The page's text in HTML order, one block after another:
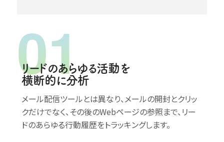
リードのあらゆる活動を
横断的に分析
メール配信ツールとは異なり、メールの開封とクリッ
クだけでなく、その後のWebページの参照まで、リー
ドのあらゆる行動履歴をトラッキングします。